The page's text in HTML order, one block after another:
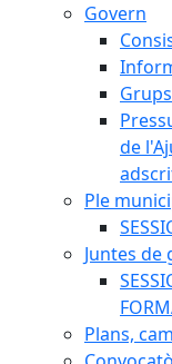
Govern
de
Ple
Juntes de
Plans,